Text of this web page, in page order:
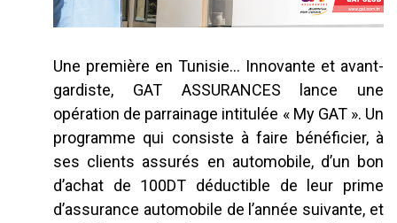
Une première en Tunisie… Innovante et avant-
gardiste, GAT ASSURANCES lance une
opération de parrainage intitulée « My GAT ». Un
programme qui consiste à faire bénéficier, à
ses clients assurés en automobile, d’un bon
d’achat de 100DT déductible de leur prime
d’assurance automobile de l’année suivante, et